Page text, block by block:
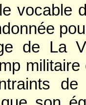
vocable
de La